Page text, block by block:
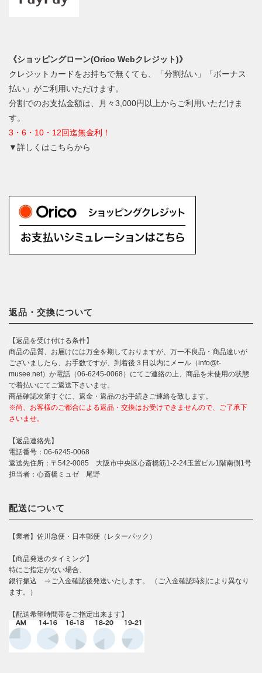
《ショッピングローン(Orico Webクレジット)》
クレジットカードをお持ちで無くても、「分割払い」「ボーナス
払い」がご利用いただけます。
分割でのお支払金額は、月々3,000円以上からご利用いただけま
す。
3・6・10・12回迄無金利！
▼詳しくはこちらから
返品・交換について
【返品を受け付ける条件】
商品の品質、お届けには万全を期しておりますが、万一不良品・商品違いが
ございましたら、お手数ですが、到着後３日以内にメール（info@t-
musee.net）か電話（06-6245-0068）にてご連絡の上、商品を未使用の状態
で着払いにてご返送下さいませ。
商品確認次第すぐに、返金・返品のお手続きご連絡を致します。
※尚、お客様のご都合による返品・交換はお受けできませんので、ご了承下
さいませ。
【返品連絡先】
電話番号：06-6245-0068
返送先住所：〒542-0085 大阪市中央区心斎橋筋1-2-24玉置ビル1階南側1号
担当者：心斎橋ミュゼ 尾野
配送について
【業者】佐川急便・日本郵便（レターパック）
【商品発送のタイミング】
特にご指定がない場合、
銀行振込 ⇒ご入金確認後発送いたします。 （ご入金確認時刻により異なり
ます。）
【配送希望時間帯をご指定出来ます】